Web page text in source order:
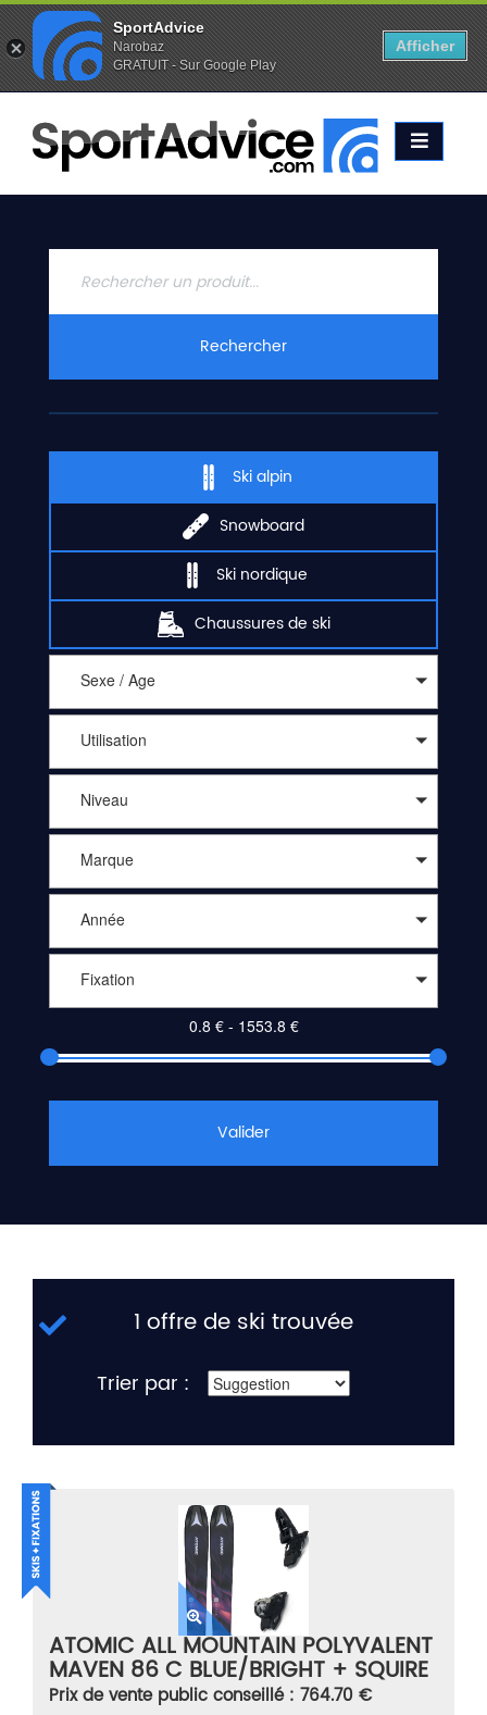
Favoris (0) Alertes (0)
ACCUEIL
SKIS
2020
CONTACT
Rechercher
Ski alpin
Snowboard
Ski nordique
Chaussures de ski
Sexe / Age
Utilisation
Niveau
Marque
Année
Fixation
Valider
1 offre de ski trouvée
Trier par :
ATOMIC ALL MOUNTAIN POLYVALENT
MAVEN 86 C BLUE/BRIGHT + SQUIRE
11 BLACK MULTICOLORE TAILLE 147
Prix de vente public conseillé : 764.70 €
SportAdvice
Narobaz
GRATUIT - Sur Google Play
Afficher